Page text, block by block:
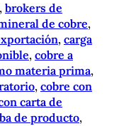
, brokers de
de cobre
, carga
, cobre a
materia prima
, cobre con
carta de
de producto